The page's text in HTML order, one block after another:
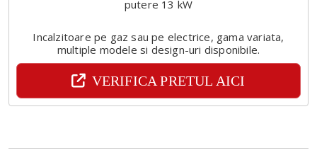
Incalzitoare pe gaz sau pe electrice, gama variata,
multiple modele si design-uri disponibile.
VERIFICA PRETUL AICI